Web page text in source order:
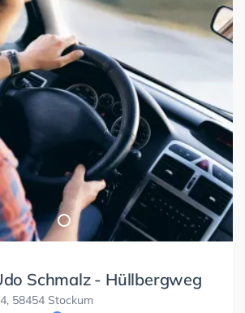
Schmalz - Hüllbergweg
58454 Stockum